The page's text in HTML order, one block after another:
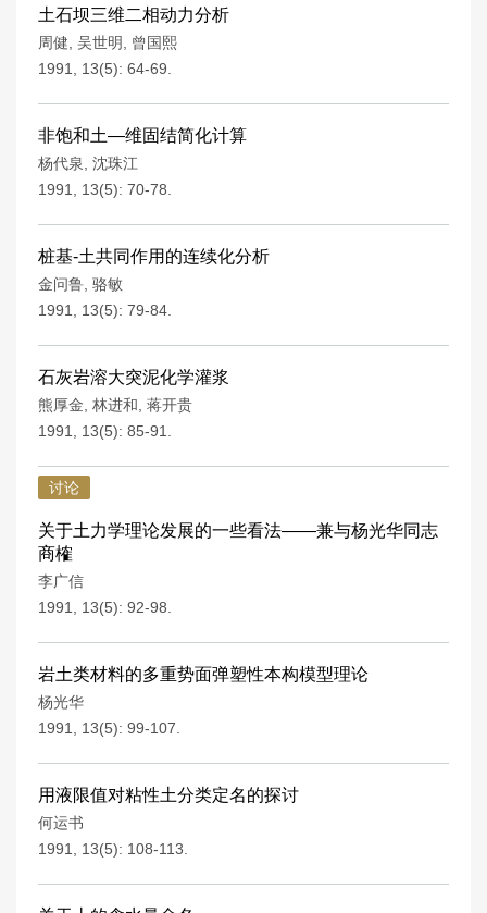
土石坝三维二相动力分析
周健 吴世明
曾国熙
1991, 13(5): 64-69.
非饱和土—维固结简化计算
杨代泉
沈珠江
1991, 13(5): 70-78.
桩基-土共同作用的连续化分析
金问鲁 骆敏
1991, 13(5): 79-84.
石灰岩溶大突泥化学灌浆
熊厚金 林进和 蒋开贵
1991, 13(5): 85-91.
讨论
关于土力学理论发展的一些看法——兼与杨光华同志
商榷
李广信
1991, 13(5): 92-98.
岩土类材料的多重势面弹塑性本构模型理论
杨光华
1991, 13(5): 99-107.
用液限值对粘性土分类定名的探讨
何运书
1991, 13(5): 108-113.